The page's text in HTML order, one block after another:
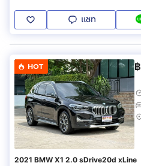
แชท
HOT ฿
2021 BMW X1 2.0 sDrive20d xLine